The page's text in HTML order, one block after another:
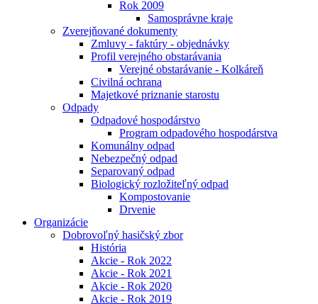
Rok 2009
Samosprávne kraje
Zverejňované dokumenty
Zmluvy - faktúry - objednávky
Profil verejného obstarávania
Verejné obstarávanie - Kolkáreň
Civilná ochrana
Majetkové priznanie starostu
Odpady
Odpadové hospodárstvo
Program odpadového hospodárstva
Komunálny odpad
Nebezpečný odpad
Separovaný odpad
Biologický rozložiteľný odpad
Kompostovanie
Drvenie
Organizácie
Dobrovoľný hasičský zbor
História
Akcie - Rok 2022
Akcie - Rok 2021
Akcie - Rok 2020
Akcie - Rok 2019